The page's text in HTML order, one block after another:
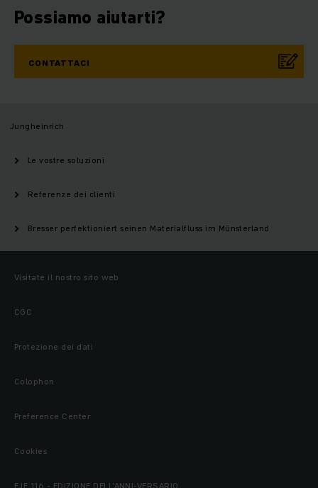
Possiamo aiutarti?
CONTATTACI
Jungheinrich
Le vostre soluzioni
Referenze dei clienti
Bresser perfektioniert seinen Materialfluss im Münsterland
Visitate il nostro sito web
CGC
Protezione dei dati
Colophon
Preference Center
Cookies
EJE 116 - EDIZIONE DELL'ANNI-VERSARIO